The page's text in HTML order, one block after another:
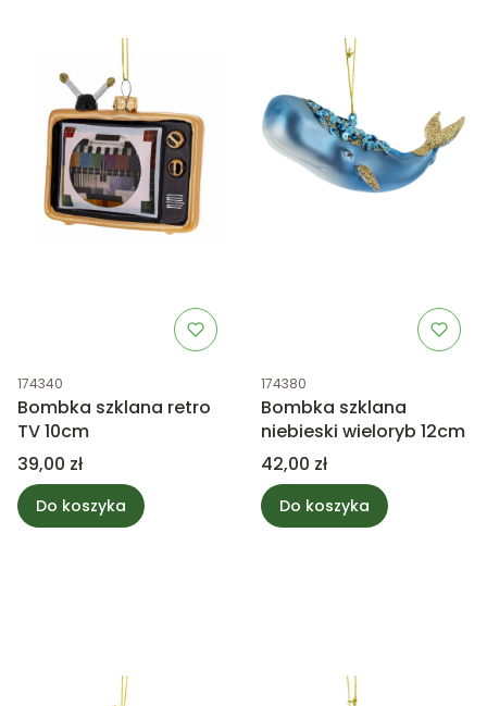
Kod produktu
174340
Bombka szklana retro
TV 10cm
Cena
39,00 zł
Do koszyka
Kod produktu
174380
Bombka szklana
niebieski wieloryb 12cm
Cena
42,00 zł
Do koszyka